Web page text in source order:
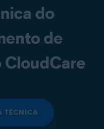
do
de
CloudCare
TÉCNICA